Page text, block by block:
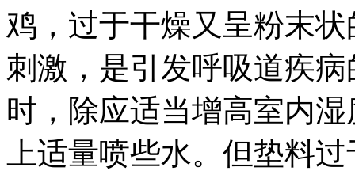
鸡，过于干燥又呈粉末
刺激，是引发呼吸道疾
时，除应适当增高室内
上适量喷些水。但垫料